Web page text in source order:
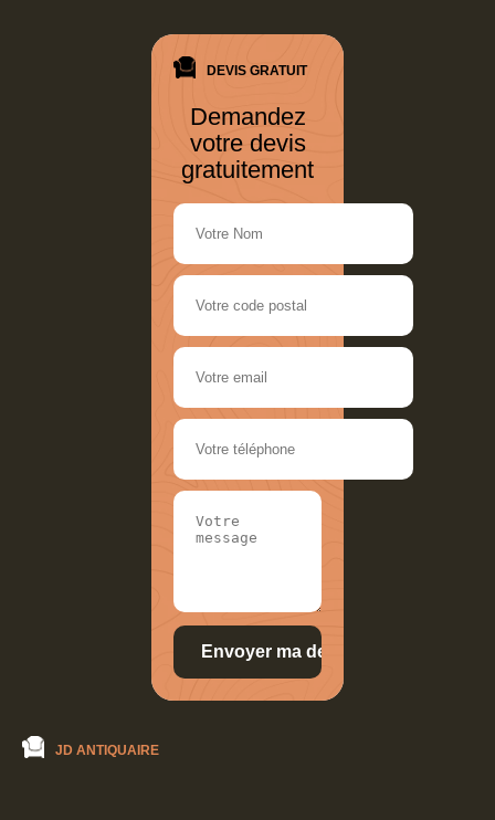
DEVIS GRATUIT
Demandez
votre devis
gratuitement
JD ANTIQUAIRE